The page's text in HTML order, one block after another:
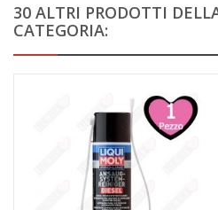
30 ALTRI PRODOTTI
CATEGORIA: